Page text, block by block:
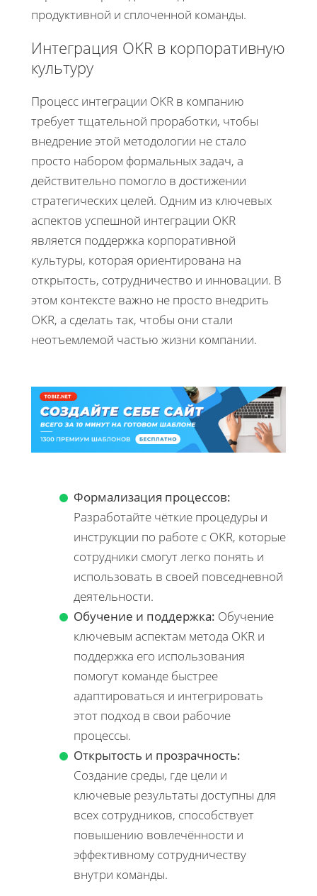
продуктивной и сплоченной команды.
Интеграция OKR в корпоративную
культуру
Процесс интеграции OKR в компанию
требует тщательной проработки, чтобы
внедрение этой методологии не стало
просто набором формальных задач, а
действительно помогло в достижении
стратегических целей. Одним из ключевых
аспектов успешной интеграции OKR
является поддержка корпоративной
культуры, которая ориентирована на
открытость, сотрудничество и инновации. В
этом контексте важно не просто внедрить
OKR, а сделать так, чтобы они стали
неотъемлемой частью жизни компании.
Формализация процессов:
Разработайте чёткие процедуры и
инструкции по работе с OKR, которые
сотрудники смогут легко понять и
использовать в своей повседневной
деятельности.
Обучение и поддержка: Обучение
ключевым аспектам метода OKR и
поддержка его использования
помогут команде быстрее
адаптироваться и интегрировать
этот подход в свои рабочие
процессы.
Открытость и прозрачность:
Создание среды, где цели и
ключевые результаты доступны для
всех сотрудников, способствует
повышению вовлечённости и
эффективному сотрудничеству
внутри команды.